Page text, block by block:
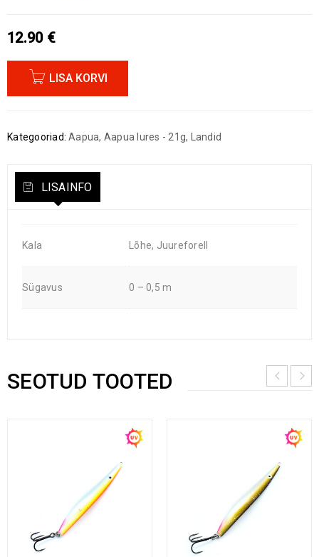
12.90 €
LISA KORVI
Kategooriad: Aapua, Aapua lures - 21g, Landid
LISAINFO
Kala Lõhe, Juureforell
Sügavus 0 – 0,5 m
SEOTUD TOOTED